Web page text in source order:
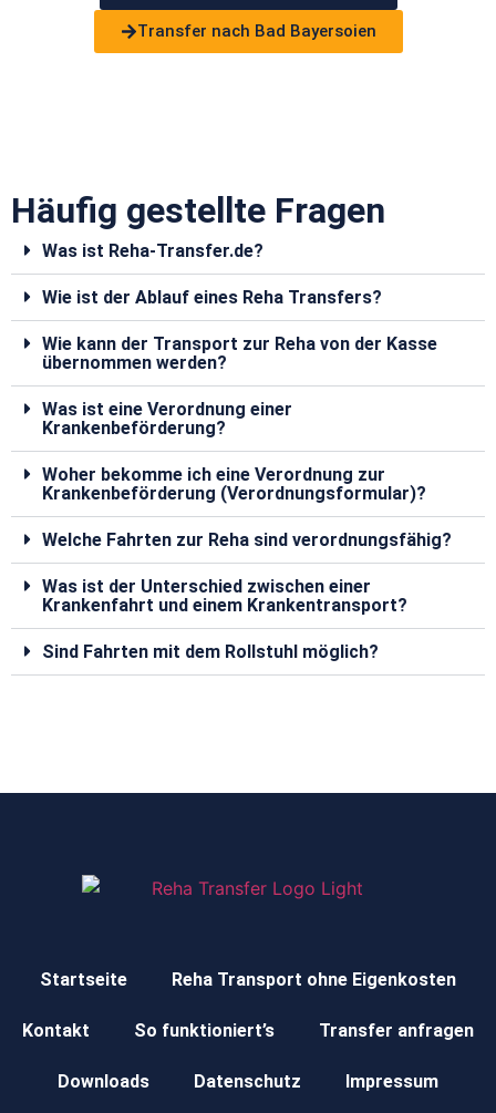
Transfer nach Bad Bayersoien
Häufig gestellte Fragen
Was ist Reha-Transfer.de?
Wie ist der Ablauf eines Reha Transfers?
Wie kann der Transport zur Reha von der Kasse
übernommen werden?
Was ist eine Verordnung einer
Krankenbeförderung?
Woher bekomme ich eine Verordnung zur
Krankenbeförderung (Verordnungsformular)?
Welche Fahrten zur Reha sind verordnungsfähig?
Was ist der Unterschied zwischen einer
Krankenfahrt und einem Krankentransport?
Sind Fahrten mit dem Rollstuhl möglich?
Startseite Reha Transport ohne Eigenkosten
Kontakt So funktioniert’s Transfer anfragen
Downloads Datenschutz Impressum